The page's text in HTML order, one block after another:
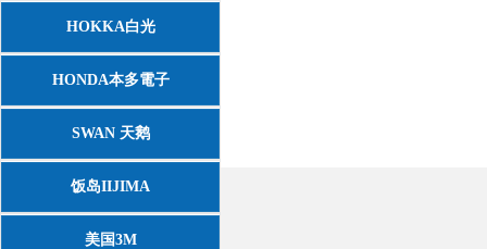
HOKKA白光
HONDA本多電子
SWAN 天鹅
饭岛IIJIMA
美国3M